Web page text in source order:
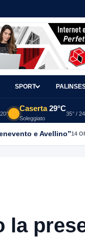
SPORT
Caserta 29°C
Soleggiato
35° /
e Avellino”14
la